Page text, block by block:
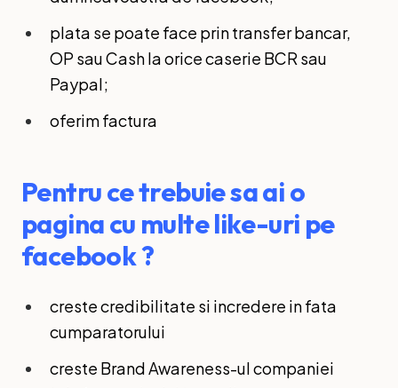
plata se poate face prin transfer bancar,
OP sau Cash la orice caserie BCR sau
Paypal;
oferim factura
Pentru ce trebuie sa ai o
pagina cu multe like-uri pe
facebook ?
creste credibilitate si incredere in fata
cumparatorului
creste Brand Awareness-ul companiei